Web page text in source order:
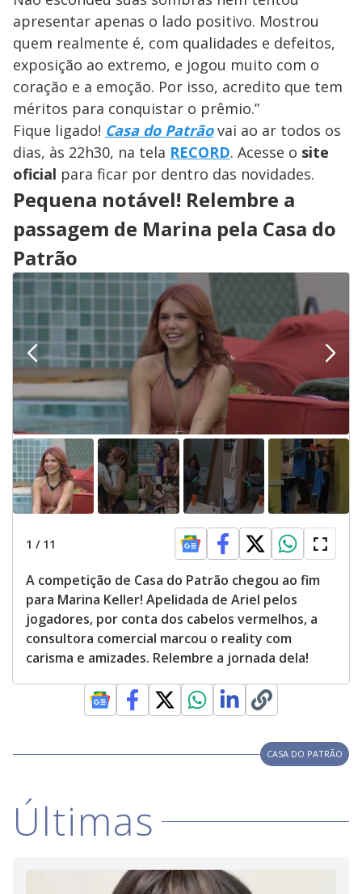
apresentar apenas o lado positivo. Mostrou
quem realmente é, com qualidades e defeitos,
exposição ao extremo, e jogou muito com o
coração e a emoção. Por isso, acredito que tem
méritos para conquistar o prêmio.”
Fique ligado! Casa do Patrãovai ao ar todos os
dias, às 22h30, na tela RECORD. Acesse o site
oficial para ficar por dentro das novidades.
Pequena notável! Relembre a
passagem de Marina pela Casa do
Patrão
1 / 11
A competição de Casa do Patrão chegou ao fim
para Marina Keller! Apelidada de Ariel pelos
jogadores, por conta dos cabelos vermelhos, a
consultora comercial marcou o reality com
carisma e amizades. Relembre a jornada dela!
CASA DO PATRÃO
Últimas